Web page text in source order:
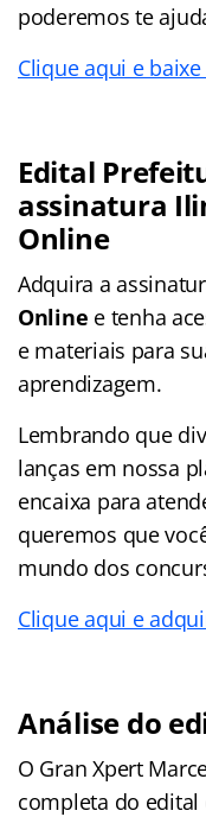
poderemos te
Clique aqui e
Edital
assinatura
Online
Adquira a
Online e tenha
e materiais para
aprendizagem.
Lembrando que
lanças em nossa
encaixa para
queremos que
mundo dos
Clique aqui e
Análise do
O Gran Xpert
completa do edital